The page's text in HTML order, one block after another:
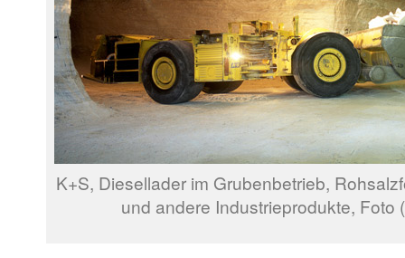
K+S, Diesellader im Grubenbetrieb,
und andere Industrieprodukte, Foto